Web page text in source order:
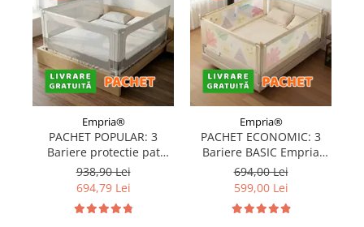
Baia bebelusului
Maternitate
Jucarii copii si jocuri educative
Jucarii dentitie
Jocuri educative
Jucarii bebelusi
Covorase ortopedice senzoriale
Cuburi magnetice JollyHeap®
Empria®
PACHET POPULAR: 3
Bariere protectie pat
copii, SELECT, 160x200
cm
938,90 Lei
694,79 Lei
Empria®
PACHET ECONOMIC: 3
Bariere BASIC Empria
protectie pat 160X200 cm
+ bara stabilizatoare
694,00 Lei
599,00 Lei